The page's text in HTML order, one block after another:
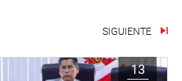
SIGUIENTE
13